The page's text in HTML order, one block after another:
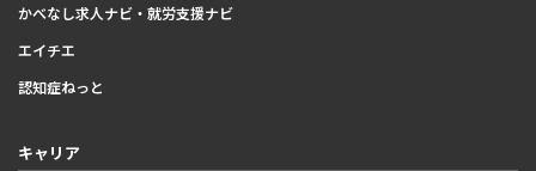
かべなし求人ナビ・就労支援ナビ
エイチエ
認知症ねっと
キャリア